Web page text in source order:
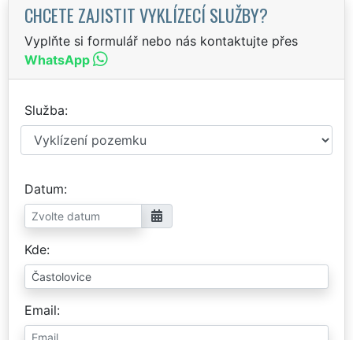
CHCETE ZAJISTIT VYKLÍZECÍ SLUŽBY?
Vyplňte si formulář nebo nás kontaktujte přes
WhatsApp
Služba
Datum
Kde
Email